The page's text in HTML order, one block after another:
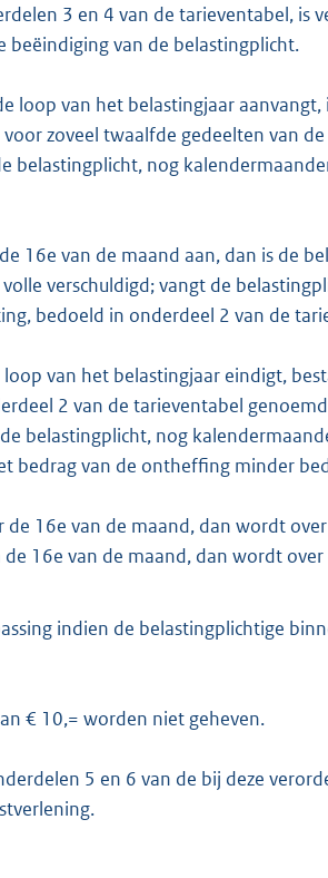
3 en 4 van de tarieventabel, is
beëindiging van de belastingplicht.
loop van het belastingjaar
zoveel twaalfde gedeelten van
belastingplicht, nog
16e van de maand aan, dan is de
verschuldigd; vangt de
bedoeld in onderdeel 2 van de
van het belastingjaar eindigt,
2 van de tarieventabel
belastingplicht, nog
bedrag van de ontheffing minder
de 16e van de maand, dan wordt
16e van de maand, dan wordt
indien de belastingplichtige
€ 10,= worden niet geheven.
5 en 6 van de bij deze